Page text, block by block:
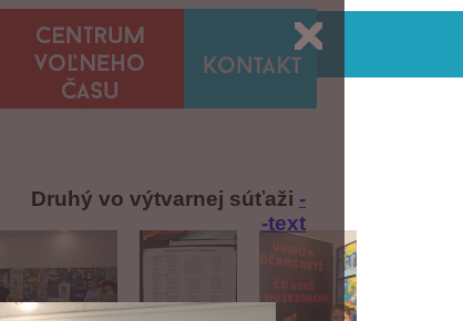
Druhý vo výtvarnej súťaži -
-text